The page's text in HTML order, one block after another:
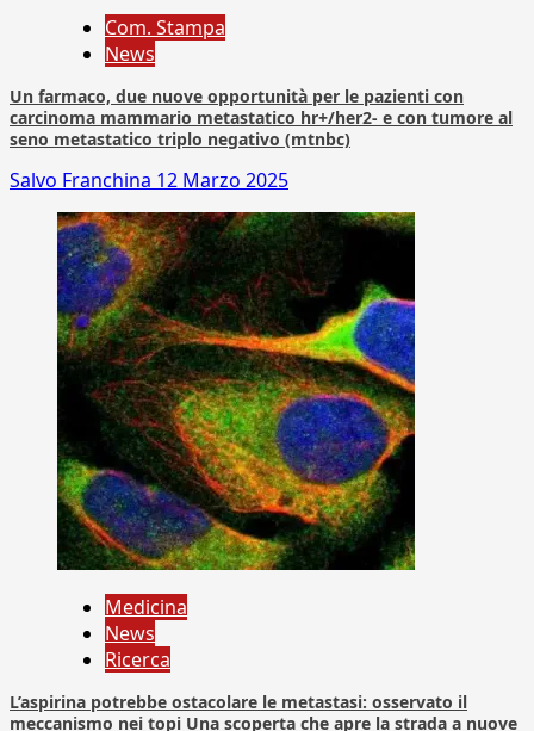
Com. Stampa
News
Un farmaco, due nuove opportunità per le pazienti con
carcinoma mammario metastatico hr+/her2- e con tumore al
seno metastatico triplo negativo (mtnbc)
Salvo Franchina 12 Marzo 2025
Medicina
News
Ricerca
L’aspirina potrebbe ostacolare le metastasi: osservato il
meccanismo nei topi Una scoperta che apre la strada a nuove